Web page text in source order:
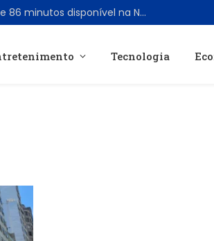
Ashley Judd retorna em thriller de 86 minutos disponível na Netflix após 18 anos
Tecnologia